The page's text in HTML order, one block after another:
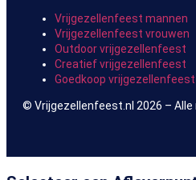
Vrijgezellenfeest mannen
Vrijgezellenfeest vrouwen
Outdoor vrijgezellenfeest
Creatief vrijgezellenfeest
Goedkoop vrijgezellenfeest
© Vrijgezellenfeest.nl 2026 –